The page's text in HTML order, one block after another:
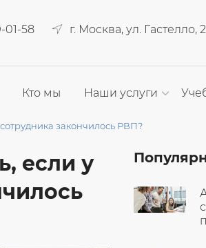
01-58 г. Москва, ул. Гастелло, 2
Кто мы Наши услуги
закончилось РВП?
если у